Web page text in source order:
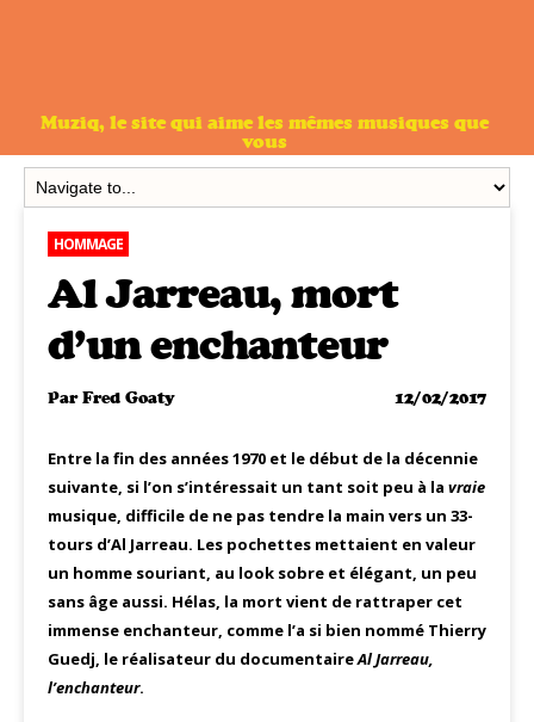
Muziq, le site qui aime les mêmes musiques que
vous
HOMMAGE
Al Jarreau, mort
d’un enchanteur
ParFred Goaty 12/02/2017
Entre la fin des années 1970 et le début de la décennie
suivante, si l’on s’intéressait un tant soit peu à la vraie
musique, difficile de ne pas tendre la main vers un 33-
tours d’Al Jarreau. Les pochettes mettaient en valeur
un homme souriant, au look sobre et élégant, un peu
sans âge aussi. Hélas, la mort vient de rattraper cet
immense enchanteur, comme l’a si bien nommé Thierry
Guedj, le réalisateur du documentaireAl Jarreau,
l’enchanteur.